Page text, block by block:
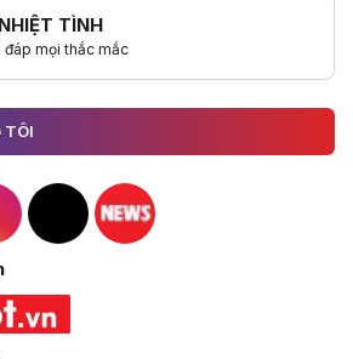
TÌNH
đáp mọi thắc mắc
TÔI
YouTubeInstagram
Hacom TikTok